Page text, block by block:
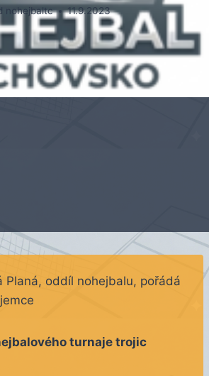
nohejbaltc 11.9.2023
Planá, oddíl nohejbalu, pořádá
turnaje trojic